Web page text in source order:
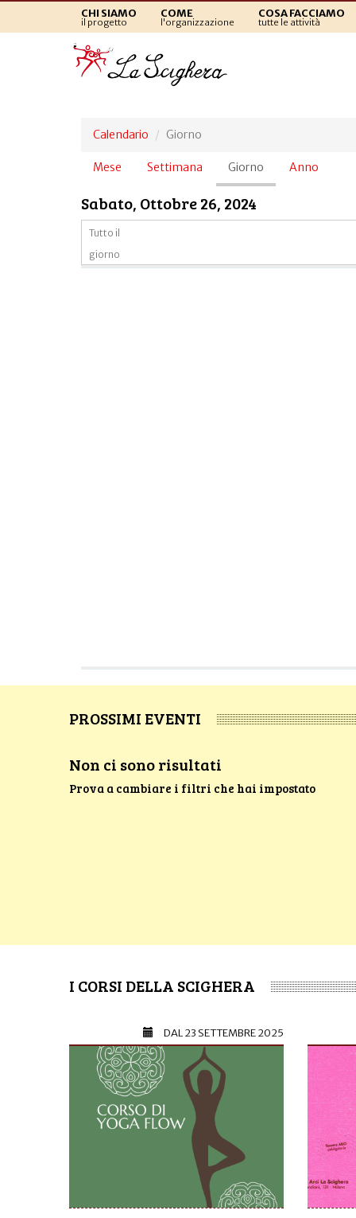
CHI SIAMO
il progetto
COME
l'organizzazione
COSA FACCIAMO
tutte le attività
Calendario Giorno
Schede
Mese Settimana Giorno (scheda
attiva)
Anno
Sabato, Ottobre 26, 2024
Tutto il
giorno
PROSSIMI EVENTI
Non ci sono risultati
Prova a cambiare i filtri che hai impostato
I CORSI DELLA SCIGHERA
DAL23 SETTEMBRE 2025